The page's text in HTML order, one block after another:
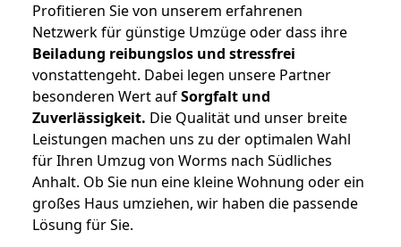
Profitieren Sie von unserem erfahrenen
Netzwerk für günstige Umzüge oder dass ihre
Beiladung reibungslos und stressfrei
vonstattengeht. Dabei legen unsere Partner
besonderen Wert aufSorgfalt und
Zuverlässigkeit. Die Qualität und unser breite
Leistungen machen uns zu der optimalen Wahl
für Ihren Umzug von Worms nach Südliches
Anhalt. Ob Sie nun eine kleine Wohnung oder ein
großes Haus umziehen, wir haben die passende
Lösung für Sie.